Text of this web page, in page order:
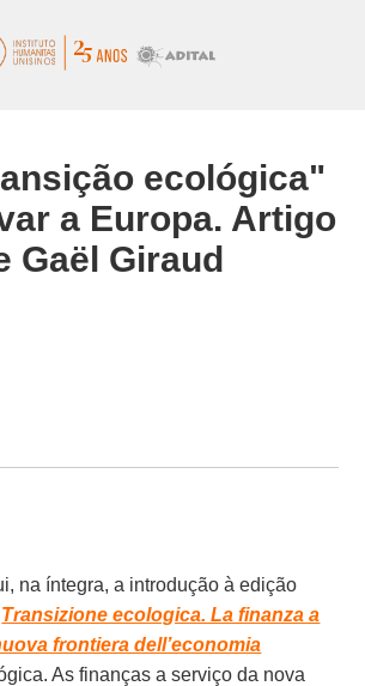
ecológica"
a Europa. Artigo
Gaël Giraud
na íntegra, a introdução à edição
Transizione ecologica. La finanza a
frontiera dell’economia
As finanças a serviço da nova